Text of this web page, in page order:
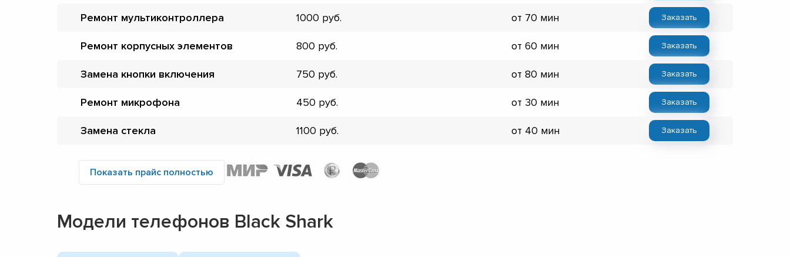
Ремонт мультиконтроллера 1000 от 70 мин Заказать
Ремонт корпусных элементов 800 от 60 мин Заказать
Замена кнопки включения 750 от 80 мин Заказать
Ремонт микрофона 450 от 30 мин Заказать
Замена стекла 1100 от 40 мин Заказать
Показать прайс полностью
Модели телефонов Black Shark